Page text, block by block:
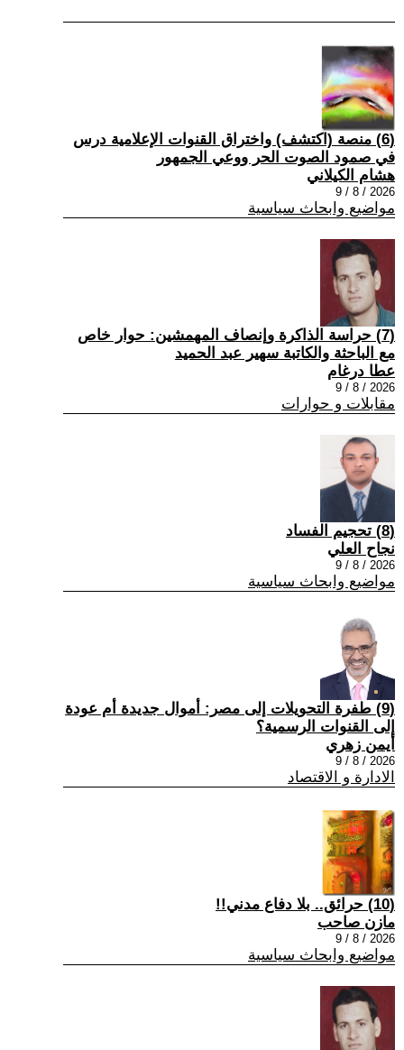
(6) منصة (اكتشف) واختراق القنوات الإعلامية درس
في صمود الصوت الحر ووعي الجمهور
هشام الكيلاني
2026 / 8 / 9
مواضيع وابحاث سياسية
(7) حراسة الذاكرة وإنصاف المهمشين: حوار خاص
مع الباحثة والكاتبة سهير عبد الحميد
عطا درغام
2026 / 8 / 9
مقابلات و حوارات
(8) تحجيم الفساد
نجاح العلي
2026 / 8 / 9
مواضيع وابحاث سياسية
(9) طفرة التحويلات إلى مصر: أموال جديدة أم عودة
إلى القنوات الرسمية؟
أيمن زهري
2026 / 8 / 9
الادارة و الاقتصاد
(10) حرائق.. بلا دفاع مدني!!
مازن صاحب
2026 / 8 / 9
مواضيع وابحاث سياسية